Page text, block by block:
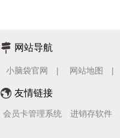
网站导航
小脑袋官网 网站地图
友情链接
会员卡管理系统 进销存软件